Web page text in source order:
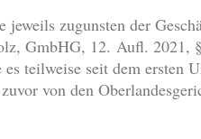
zugunsten der
GmbHG, 12. Aufl. 2021,
teilweise seit dem ersten
von den